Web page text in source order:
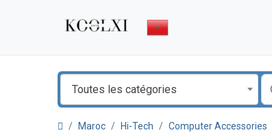
Toutes les catégories
Maroc Hi-Tech Computer Accessories